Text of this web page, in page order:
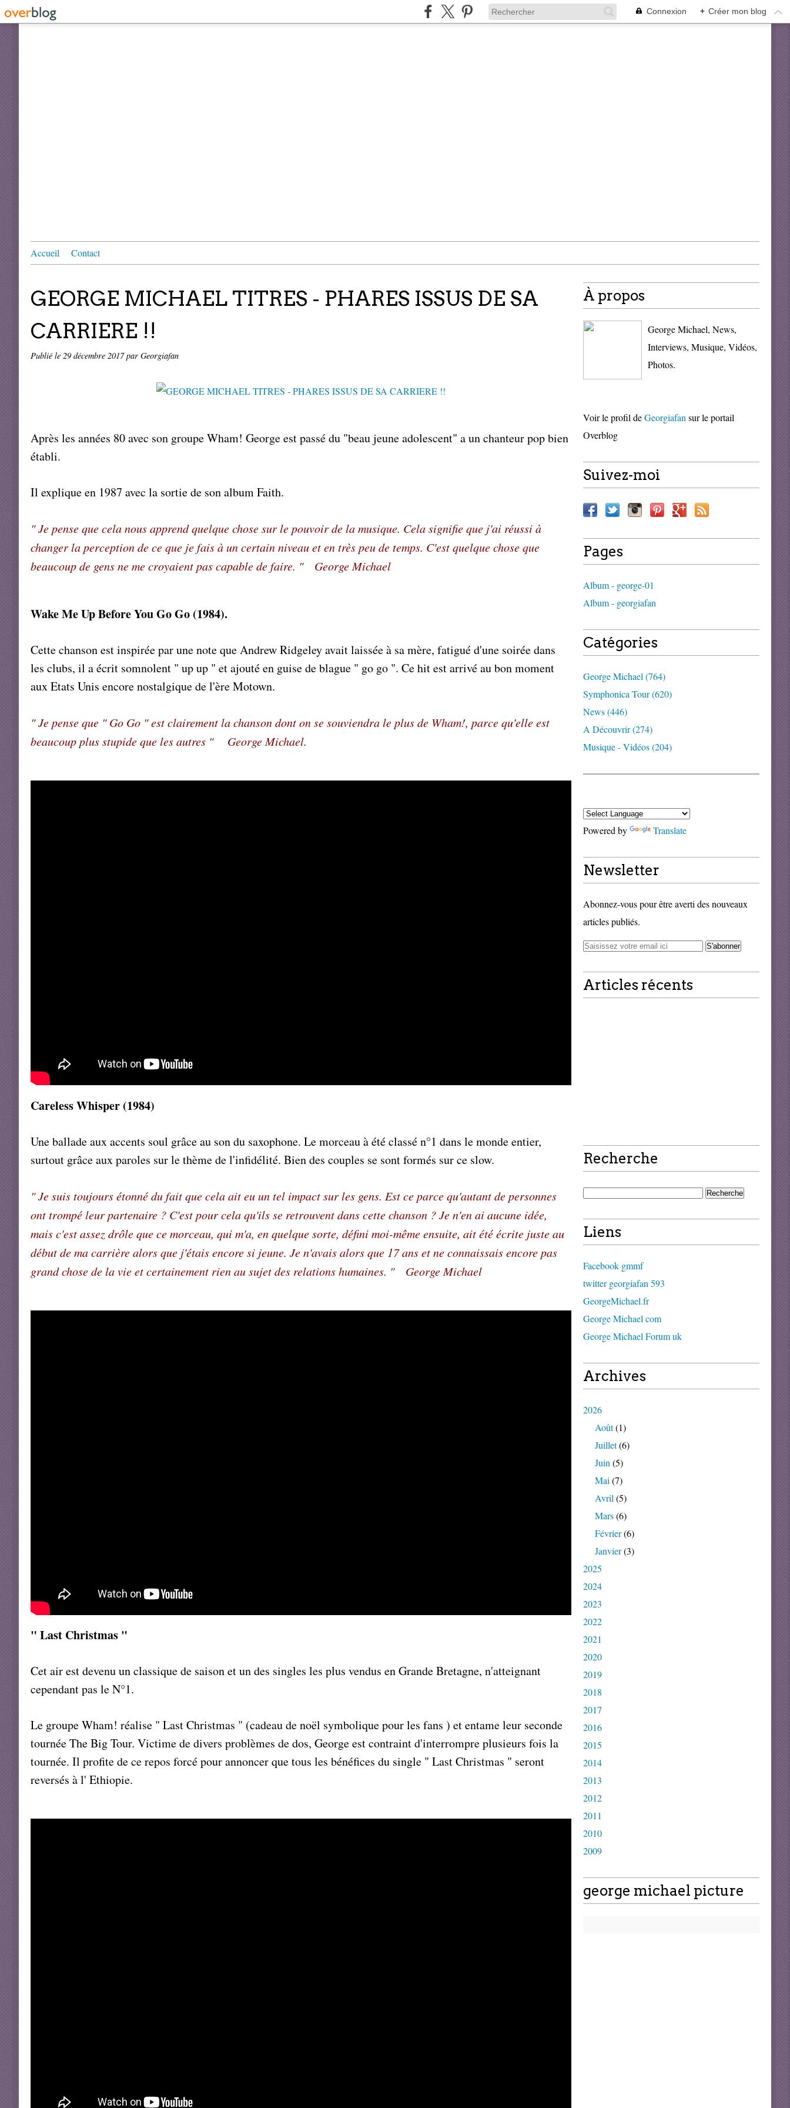
Connexion + Créer mon blog
Accueil Contact
GEORGE MICHAEL TITRES - PHARES ISSUS DE SA
CARRIERE !!
Publié le 29 décembre 2017par Georgiafan
Après les années 80 avec son groupe Wham! George est passé du "beau jeune adolescent" a un chanteur pop bien
établi.
Il explique en 1987 avec la sortie de son album Faith.
" Je pense que cela nous apprend quelque chose sur le pouvoir de la musique. Cela signifie que j'ai réussi à
changer la perception de ce que je fais à un certain niveau et en très peu de temps. C'est quelque chose que
beaucoup de gens ne me croyaient pas capable de faire. " George Michael
Wake Me Up Before You Go Go (1984).
Cette chanson est inspirée par une note que Andrew Ridgeley avait laissée à sa mère, fatigué d'une soirée dans
les clubs, il a écrit somnolent " up up " et ajouté en guise de blague " go go ". Ce hit est arrivé au bon moment
aux Etats Unis encore nostalgique de l'ère Motown.
" Je pense que " Go Go " est clairement la chanson dont on se souviendra le plus de Wham!, parce qu'elle est
beaucoup plus stupide que les autres " George Michael.
Careless Whisper (1984)
Une ballade aux accents soul grâce au son du saxophone. Le morceau à été classé n°1 dans le monde entier,
surtout grâce aux paroles sur le thème de l'infidélité. Bien des couples se sont formés sur ce slow.
" Je suis toujours étonné du fait que cela ait eu un tel impact sur les gens. Est ce parce qu'autant de personnes
ont trompé leur partenaire ? C'est pour cela qu'ils se retrouvent dans cette chanson ? Je n'en ai aucune idée,
mais c'est assez drôle que ce morceau, qui m'a, en quelque sorte, défini moi-même ensuite, ait été écrite juste au
début de ma carrière alors que j'étais encore si jeune. Je n'avais alors que 17 ans et ne connaissais encore pas
grand chose de la vie et certainement rien au sujet des relations humaines. " George Michael
" Last Christmas "
Cet air est devenu un classique de saison et un des singles les plus vendus en Grande Bretagne, n'atteignant
cependant pas le N°1.
Le groupe Wham! réalise " Last Christmas " (cadeau de noël symbolique pour les fans ) et entame leur seconde
tournée The Big Tour. Victime de divers problèmes de dos, George est contraint d'interrompre plusieurs fois la
tournée. Il profite de ce repos forcé pour annoncer que tous les bénéfices du single " Last Christmas " seront
reversés à l' Ethiopie.
À propos
George Michael, News,
Interviews, Musique, Vidéos,
Photos.
Voir le profil deGeorgiafan sur le portail
Overblog
Suivez-moi
Pages
Album - george-01
Album - georgiafan
Catégories
George Michael (764)
Symphonica Tour (620)
News (446)
A Découvrir (274)
Musique - Vidéos (204)
Powered by Translate
Newsletter
Abonnez-vous pour être averti des nouveaux
articles publiés.
Articles récents
Recherche
Liens
Facebook gmmf
twitter georgiafan 593
GeorgeMichael.fr
George Michael com
George Michael Forum uk
Archives
2026
Août(1)
Juillet(6)
Juin (5)
Mai (7)
Avril (5)
Mars(6)
Février(6)
Janvier(3)
2025
2024
2023
2022
2021
2020
2019
2018
2017
2016
2015
2014
2013
2012
2011
2010
2009
george michael picture